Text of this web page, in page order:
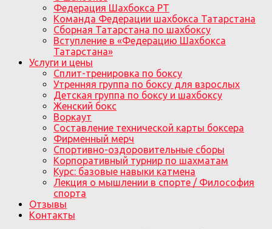
Федерация Шахбокса РТ
Команда Федерации шахбокса Татарстана
Сборная Татарстана по шахбоксу
Вступление в «Федерацию Шахбокса
Татарстана»
Услуги и цены
Сплит-тренировка по боксу
Утренняя группа по боксу для взрослых
Детская группа по боксу и шахбоксу
Женский бокс
Воркаут
Составление технической карты боксера
Фирменный мерч
Спортивно-оздоровительные сборы
Корпоративный турнир по шахматам
Курс: базовые навыки катмена
Лекция о мышлении в спорте / Философия
спорта
Отзывы
Контакты